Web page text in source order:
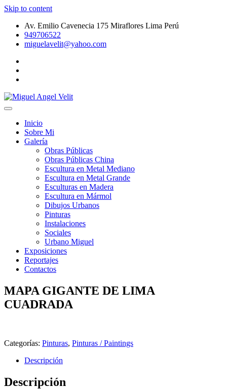
Skip to content
Av. Emilio Cavenecia 175 Miraflores Lima Perú
949706522
miguelavelit@yahoo.com
Miguel Angel Velit
de MetalInicio
Sobre Mi
Galería
Obras Públicas
Obras Públicas China
Escultura en Metal Mediano
Escultura en Metal Grande
Esculturas en Madera
Escultura en Mármol
Dibujos Urbanos
Pinturas
Instalaciones
Sociales
Urbano Miguel
Exposiciones
Reportajes
Contactos
MAPA GIGANTE DE LIMA
CUADRADA
Categorías: Pinturas, Pinturas / Paintings
Descripción
Descripción